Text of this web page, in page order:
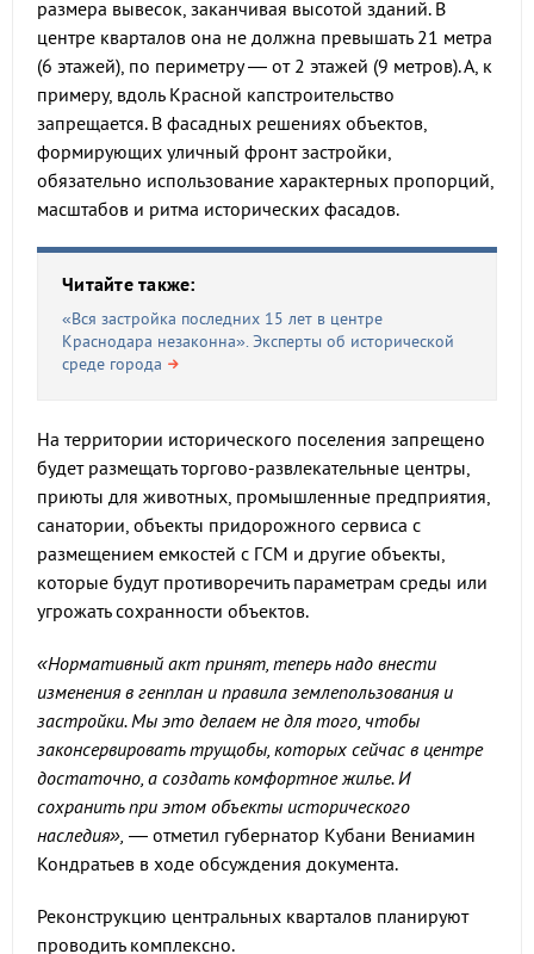
размера вывесок, заканчивая высотой зданий. В
центре кварталов она не должна превышать 21 метра
(6 этажей), по периметру — от 2 этажей (9 метров). А, к
примеру, вдоль Красной капстроительство
запрещается. В фасадных решениях объектов,
формирующих уличный фронт застройки,
обязательно использование характерных пропорций,
масштабов и ритма исторических фасадов.
Читайте также:
«Вся застройка последних 15 лет в центре
Краснодара незаконна». Эксперты об исторической
среде города
На территории исторического поселения запрещено
будет размещать торгово-развлекательные центры,
приюты для животных, промышленные предприятия,
санатории, объекты придорожного сервиса с
размещением емкостей с ГСМ и другие объекты,
которые будут противоречить параметрам среды или
угрожать сохранности объектов.
«Нормативный акт принят, теперь надо внести
изменения в генплан и правила землепользования и
застройки. Мы это делаем не для того, чтобы
законсервировать трущобы, которых сейчас в центре
достаточно, а создать комфортное жилье. И
сохранить при этом объекты исторического
наследия», — отметил губернатор Кубани Вениамин
Кондратьев в ходе обсуждения документа.
Реконструкцию центральных кварталов планируют
проводить комплексно.